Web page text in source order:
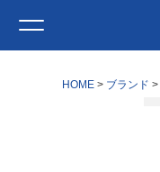
HOME ブランド